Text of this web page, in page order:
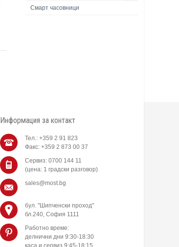
Смарт часовници
Информация за контакт
Тел.: +359 2 91 823
Факс: +359 2 873 00 37
Сервиз: 0700 144 11
(цена: 1 градски разговор)
sales@most.bg
бул. "Шипченски проход"
бл.240, София 1111
Работно време:
делнични дни 9:30-18:30
каса и сервиз 9:45-18:15